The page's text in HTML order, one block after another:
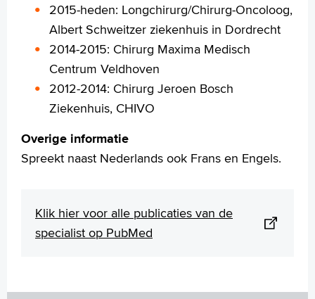
2015-heden: Longchirurg/Chirurg-Oncoloog,
Albert Schweitzer ziekenhuis in Dordrecht
2014-2015: Chirurg Maxima Medisch
Centrum Veldhoven
2012-2014: Chirurg Jeroen Bosch
Ziekenhuis, CHIVO
Overige informatie
Spreekt naast Nederlands ook Frans en Engels.
Klik hier voor alle publicaties van de
specialist op PubMed